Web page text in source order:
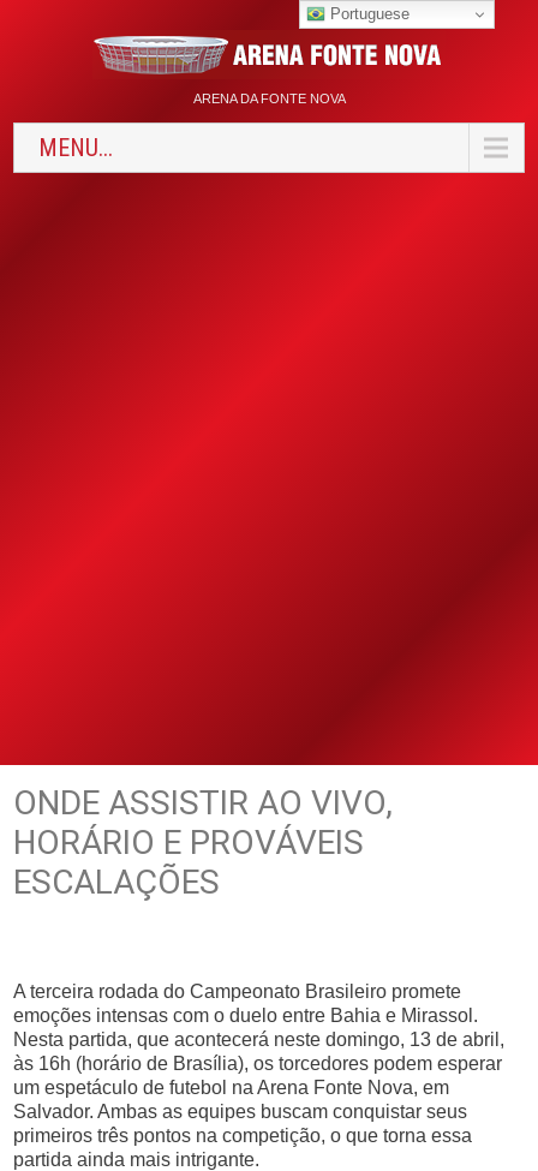
ARENA DA FONTE NOVA
MENU...
ONDE ASSISTIR AO VIVO,
HORÁRIO E PROVÁVEIS
ESCALAÇÕES
A terceira rodada do Campeonato Brasileiro promete
emoções intensas com o duelo entre Bahia e Mirassol.
Nesta partida, que acontecerá neste domingo, 13 de abril,
às 16h (horário de Brasília), os torcedores podem esperar
um espetáculo de futebol na Arena Fonte Nova, em
Salvador. Ambas as equipes buscam conquistar seus
primeiros três pontos na competição, o que torna essa
partida ainda mais intrigante.
Portuguese